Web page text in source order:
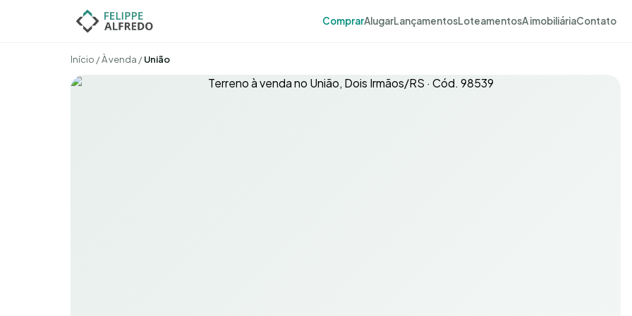
ComprarAlugarLançamentosLoteamentosA imobiliáriaContato
Início /À venda /União